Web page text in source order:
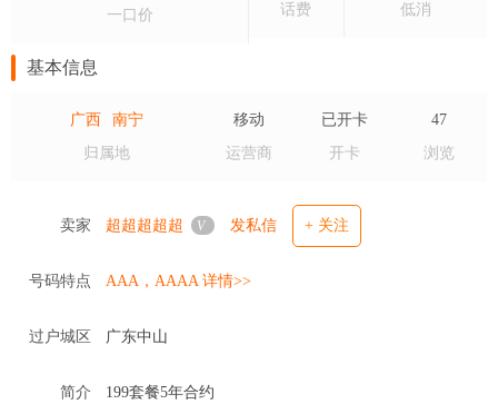
一口价 话费 低消
基本信息
广西
南宁
归属地
移动
运营商
已开卡
开卡
47
浏览
卖家 超超超超超 V 发私信 + 关注
号码特点 AAA，AAAA 详情>>
过户城区 广东中山
简介 199套餐5年合约